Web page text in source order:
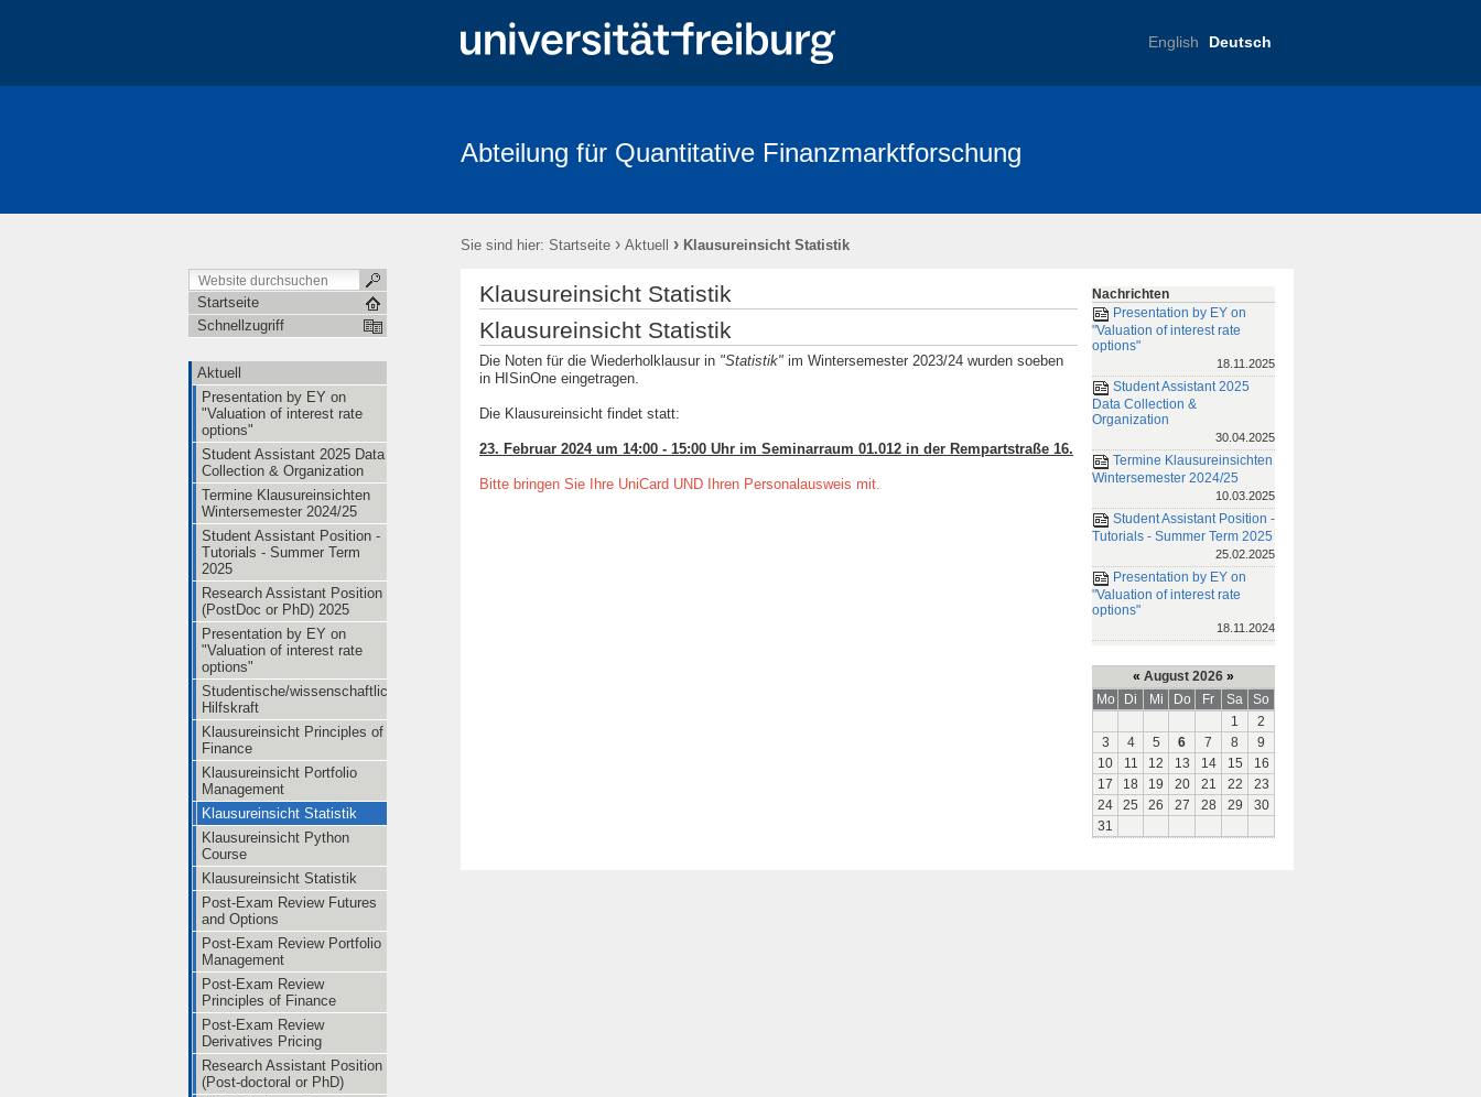
English Deutsch
Stochastik-Tage 2018 FRIAS Links Eikon Kontakt
Abteilung für Quantitative Finanzmarktforschung
Sie sind hier: Startseite › Aktuell › Klausureinsicht Statistik
Startseite
Schnellzugriff
Aktuell
Presentation by EY on
"Valuation of interest rate
options"
Student Assistant 2025 Data
Collection & Organization
Termine Klausureinsichten
Wintersemester 2024/25
Student Assistant Position -
Tutorials - Summer Term
2025
Research Assistant Position
(PostDoc or PhD) 2025
Presentation by EY on
"Valuation of interest rate
options"
Studentische/wissenschaftliche
Hilfskraft
Klausureinsicht Principles of
Finance
Klausureinsicht Portfolio
Management
Klausureinsicht Statistik
Klausureinsicht Python
Course
Klausureinsicht Statistik
Post-Exam Review Futures
and Options
Post-Exam Review Portfolio
Management
Post-Exam Review
Principles of Finance
Post-Exam Review
Derivatives Pricing
Research Assistant Position
(Post-doctoral or PhD)
Klausureinsicht Statistik
Klausureinsicht Statistik
Die Noten für die Wiederholklausur in "Statistik" im Wintersemester 2023/24 wurden soeben
in HISinOne eingetragen.
Die Klausureinsicht findet statt:
23. Februar 2024 um 14:00 - 15:00 Uhr im Seminarraum 01.012 in der Rempartstraße 16.
Bitte bringen Sie Ihre UniCard UND Ihren Personalausweis mit.
Nachrichten
Presentation by EY on
"Valuation of interest rate
options"
18.11.2025
Student Assistant 2025
Data Collection &
Organization
30.04.2025
Termine Klausureinsichten
Wintersemester 2024/25
10.03.2025
Student Assistant Position -
Tutorials - Summer Term 2025
25.02.2025
Presentation by EY on
"Valuation of interest rate
options"
18.11.2024
« August 2026 »
Mo
Di Mi Do Fr Sa
So
1
2
3
4 5 6 7 8
9
10
11 12 13 14 15
16
17
18 19 20 21 22
23
24
25 26 27 28 29
30
31